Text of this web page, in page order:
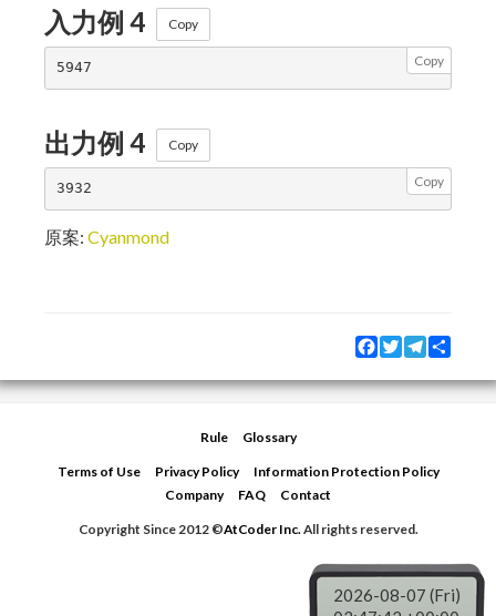
入力例 4 Copy
Copy
出力例 4 Copy
Copy
原案: Cyanmond
Facebook
TwitterTelegram
Rule Glossary
Terms of Use Privacy Policy
Information Protection Policy
Company
FAQ Contact
Copyright Since 2012 ©AtCoder Inc. All rights reserved.
2026-08-07 (Fri)